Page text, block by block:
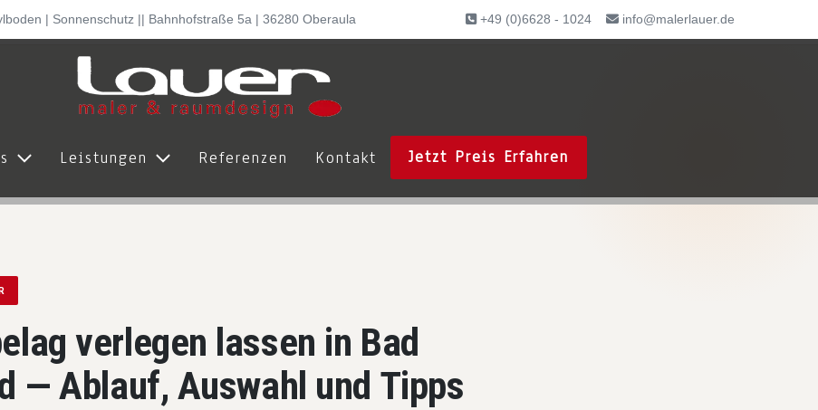
| Sonnenschutz || Bahnhofstraße 5a | 36280 Oberaula +49 (0)6628 - 1024 info@malerlauer.de
Leistungen Referenzen Kontakt Jetzt Preis Erfahren
verlegen lassen in Bad
— Ablauf, Auswahl und Tipps